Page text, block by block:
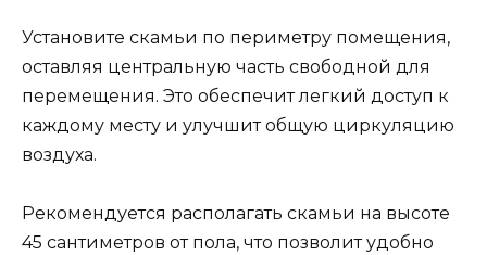
Установите скамьи по периметру помещения,
оставляя центральную часть свободной для
перемещения. Это обеспечит легкий доступ к
каждому месту и улучшит общую циркуляцию
воздуха.
Рекомендуется располагать скамьи на высоте
45 сантиметров от пола, что позволит удобно